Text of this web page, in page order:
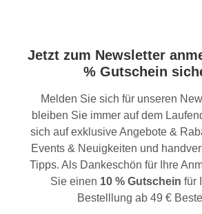
Jetzt zum Newsletter
% Gutschein
Melden Sie sich für unseren
bleiben Sie immer auf dem
sich auf exklusive Angebote &
Events & Neuigkeiten und
Tipps. Als Dankeschön für Ihre
Sie einen 10 % Gutschein für
Bestelllung ab 49 €